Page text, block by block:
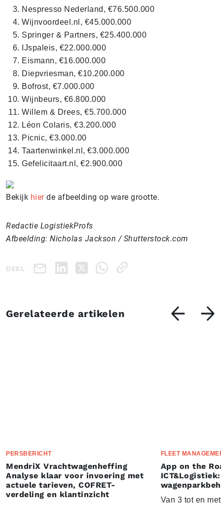
Nespresso Nederland, €76.500.000
Wijnvoordeel.nl, €45.000.000
Springer & Partners, €25.400.000
IJspaleis, €22.000.000
Eismann, €16.000.000
Diepvriesman, €10.200.000
Bofrost, €7.000.000
Wijnbeurs, €6.800.000
Willem & Drees, €5.700.000
Léon Colaris, €3.200.000
Picnic, €3.000.00
Taartenwinkel.nl, €3.000.000
Gefelicitaart.nl, €2.900.000
Bekijk hierde afbeelding op ware grootte.
Redactie LogistiekProfs
Afbeelding: Nicholas Jackson / Shutterstock.com
DEEL
Gerelateerde artikelen
PERSBERICHT
MendriX Vrachtwagenheffing
Analyse klaar voor invoering met
actuele tarieven, COFRET-
verdeling en klantinzicht
FLEET
App on the
Van 3 tot en